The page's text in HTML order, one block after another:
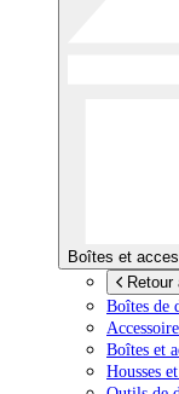
Boîtes et
Retour
Boîtes de
Boîtes et
Housses